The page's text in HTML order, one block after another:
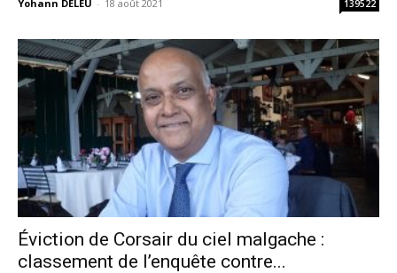
Yohann DELEU - 18 août 2021 139522
Éviction de Corsair du ciel malgache :
classement de l’enquête contre...